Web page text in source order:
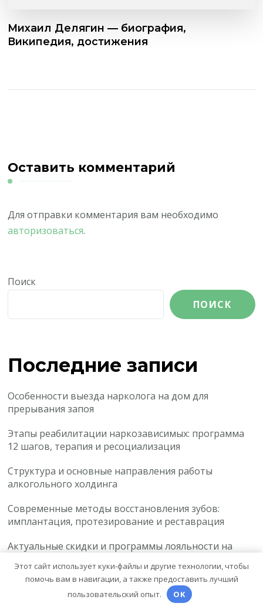
Михаил Делягин — биография,
Википедия, достижения
Оставить комментарий
Для отправки комментария вам необходимо
авторизоваться.
Поиск
ПОИСК
Последние записи
Особенности выезда нарколога на дом для
прерывания запоя
Этапы реабилитации наркозависимых: программа
12 шагов, терапия и ресоциализация
Структура и основные направления работы
алкогольного холдинга
Современные методы восстановления зубов:
имплантация, протезирование и реставрация
Актуальные скидки и программы лояльности на
наращивания ресниц
Этот сайт использует куки-файлы и другие технологии, чтобы
помочь вам в навигации, а также предоставить лучший
пользовательский опыт.
OK